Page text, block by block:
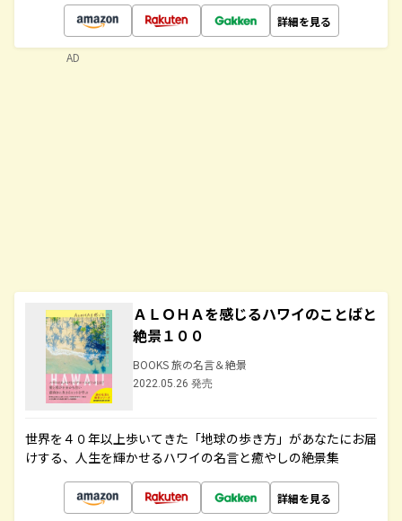
詳細を見る
ＡＬＯＨＡを感じるハワイのことばと
絶景１００
BOOKS 旅の名言＆絶景
2022.05.26 発売
世界を４０年以上歩いてきた「地球の歩き方」があなたにお届
けする、人生を輝かせるハワイの名言と癒やしの絶景集
詳細を見る
AD